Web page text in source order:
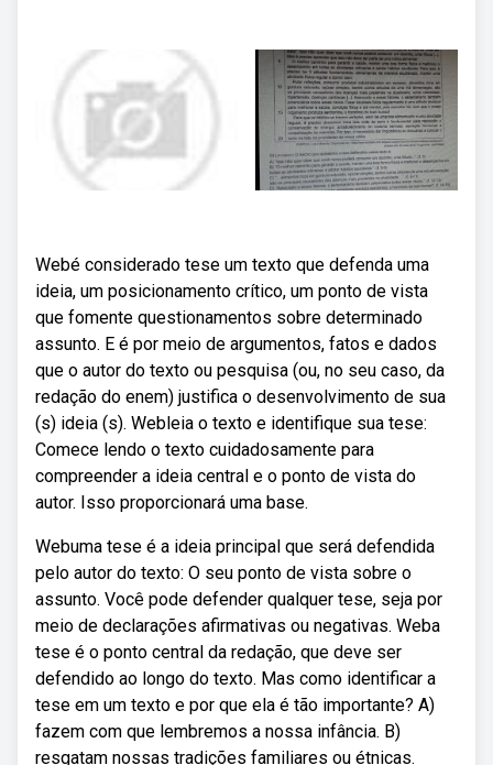
Webé considerado tese um texto que defenda uma
ideia, um posicionamento crítico, um ponto de vista
que fomente questionamentos sobre determinado
assunto. E é por meio de argumentos, fatos e dados
que o autor do texto ou pesquisa (ou, no seu caso, da
redação do enem) justifica o desenvolvimento de sua
(s) ideia (s). Webleia o texto e identifique sua tese:
Comece lendo o texto cuidadosamente para
compreender a ideia central e o ponto de vista do
autor. Isso proporcionará uma base.
Webuma tese é a ideia principal que será defendida
pelo autor do texto: O seu ponto de vista sobre o
assunto. Você pode defender qualquer tese, seja por
meio de declarações afirmativas ou negativas. Weba
tese é o ponto central da redação, que deve ser
defendido ao longo do texto. Mas como identificar a
tese em um texto e por que ela é tão importante? A)
fazem com que lembremos a nossa infância. B)
resgatam nossas tradições familiares ou étnicas.